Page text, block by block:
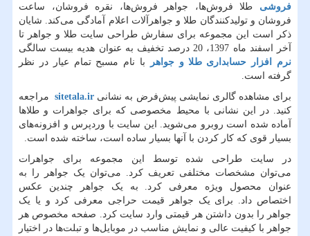
فروشی طلا فروش‌ها، جواهر فروش‌ها، نقره فروشان، ساعت
فروشان و تولیدکنندگان طلا و جواهرآلات اعلام آمادگی می‌کند. شایان
ذکر است این مجموعه برای سفارش طراحی سایت طلا و جواهر تا
آخر اسفند ماه 1397، 20 درصد تخفیف به عنوان هدیه بیست سالگی
نرم افزار حسابداری طلا و جواهر با نام مسبح تمام عیار در نظر
گرفته است.
برای مشاهده گالری نمایشی پیش‌فرض به نشانی sitetala.irمراجعه
کنید. در این نشانی با محیط مخصوصی که برای جواهرات و طلاها
آماده شده است روبرو می‌شوید. این سایت با وردپرس و افزونه‌های
بسیار قوی که کار کردن با آنها بسیار ساده است، ساخته شده است
در سایت طراحی شده توسط این مجموعه برای جواهرات
می‌توان مشخصات مختلفی تعریف کرد. می‌توان یک جواهر را به
عنوان محصول ویژه معرفی کرد. به یک جواهر چندین عکس
اختصاص داد. برای یک جواهر قیمت حراجی معرفی کرد و یا یک
جواهر را بدون داشتن هر قیمتی وارد سایت کرد. صفحه مخصوص هر
جواهر با کیفیت عالی و نمایش مناسب در موبایل‌ها و تبلت‌ها در اختیار